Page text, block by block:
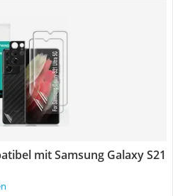
mit Samsung Galaxy S21